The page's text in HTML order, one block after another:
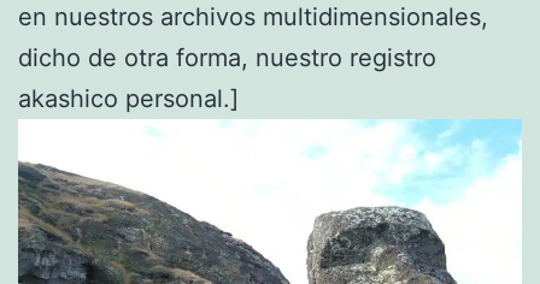
en nuestros archivos multidimensionales,
dicho de otra forma, nuestro registro
akashico personal.]